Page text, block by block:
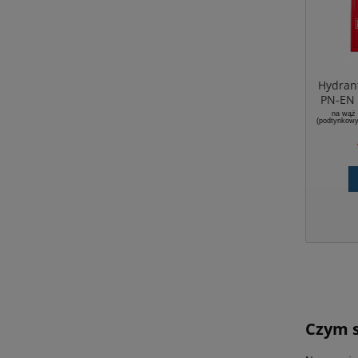
PN-
na wąż
Czym